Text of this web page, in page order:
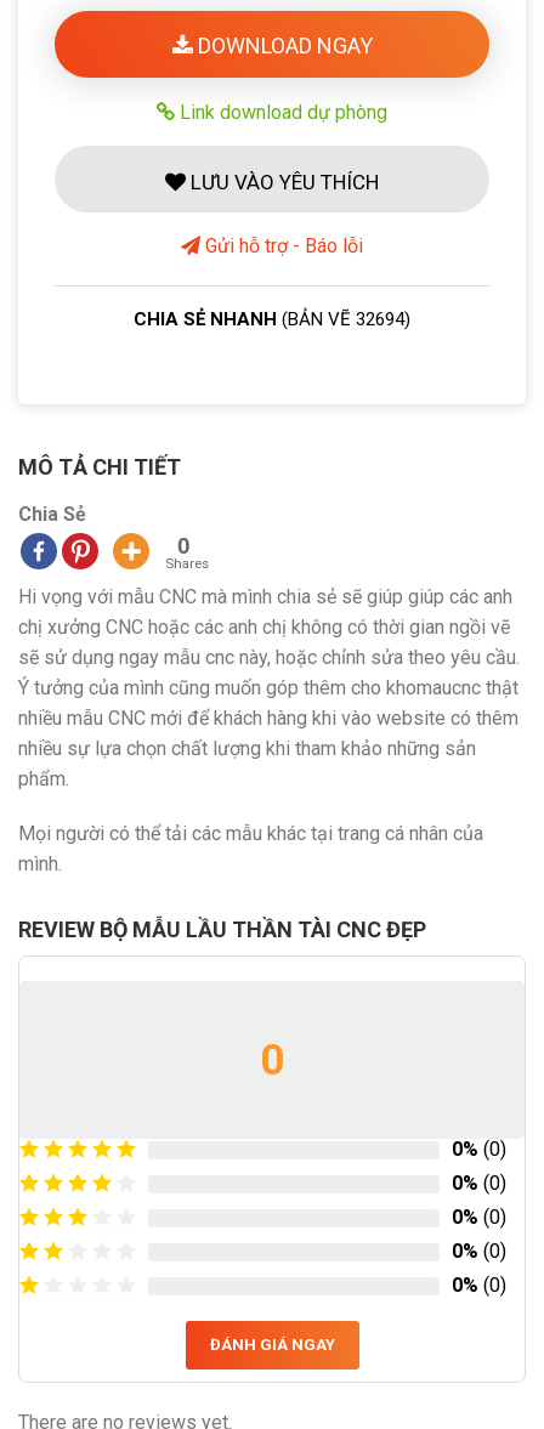
DOWNLOAD NGAY
Link download dự phòng
LƯU VÀO YÊU THÍCH
Gửi hỗ trợ - Báo lỗi
CHIA SẺ NHANH (BẢN VẼ 32694)
MÔ TẢ CHI TIẾT
Chia Sẻ
0
Shares
Hi vọng với mẫu CNC mà mình chia sẻ sẽ giúp giúp các anh
chị xưởng CNC hoặc các anh chị không có thời gian ngồi vẽ
sẽ sử dụng ngay mẫu cnc này, hoặc chỉnh sửa theo yêu cầu.
Ý tưởng của mình cũng muốn góp thêm cho khomaucnc thật
nhiều mẫu CNC mới để khách hàng khi vào website có thêm
nhiều sự lựa chọn chất lượng khi tham khảo những sản
phẩm.
Mọi người có thể tải các mẫu khác tại trang cá nhân của
mình.
REVIEW BỘ MẪU LẦU THẦN TÀI CNC ĐẸP
0
0% (0)
0% (0)
0% (0)
0% (0)
0% (0)
ĐÁNH GIÁ NGAY
There are no reviews yet.